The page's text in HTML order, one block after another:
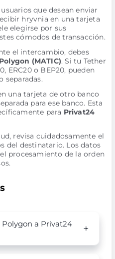
que desean enviar
hryvnia en una tarjeta
elegirse por sus
cómodos de transacción.
el intercambio, debes
Polygon (MATIC). Si tu Tether
ERC20 o BEP20, pueden
separadas.
una tarjeta de otro banco
para ese banco. Esta
para Privat24
revisa cuidadosamente el
del destinatario. Los datos
procesamiento de la orden
Polygon a Privat24